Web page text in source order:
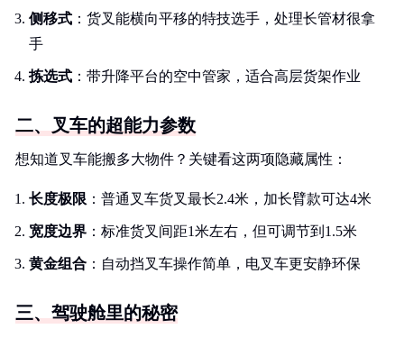
侧移式 ：货叉能横向平移的特技选手，处理长管材很拿
手
拣选式 ：带升降平台的空中管家，适合高层货架作业
二、叉车的超能力参数
想知道叉车能搬多大物件？关键看这两项隐藏属性：
长度极限 ：普通叉车货叉最长2.4米，加长臂款可达4米
宽度边界 ：标准货叉间距1米左右，但可调节到1.5米
黄金组合 ：自动挡叉车操作简单，电叉车更安静环保
三、驾驶舱里的秘密